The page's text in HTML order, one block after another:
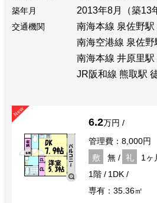
築年月 2013年8月（築13
交通機関
南海本線 泉佐野駅
南海空港線 泉佐野
南海本線 井原里駅
JR阪和線 熊取駅
6.2万円
管理費：8,000円
敷
無 礼
1ヶ
1階
1DK
専有：35.36㎡